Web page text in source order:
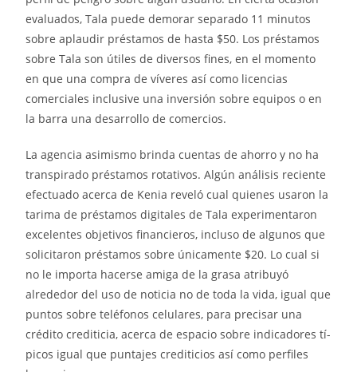
evaluados, Tala puede demorar separado 11 minutos
sobre aplaudir préstamos de hasta $50. Los préstamos
sobre Tala son útiles de diversos fines, en el momento
en que una compra de ví­veres así­ como licencias
comerciales inclusive una inversión sobre equipos o en
la barra una desarrollo de comercios.
La agencia asimismo brinda cuentas de ahorro y no ha
transpirado préstamos rotativos. Algún análisis reciente
efectuado acerca de Kenia reveló cual quienes usaron la
tarima de préstamos digitales de Tala experimentaron
excelentes objetivos financieros, incluso de algunos que
solicitaron préstamos sobre únicamente $20. Lo cual si
no le importa hacerse amiga de la grasa atribuyó
alrededor del uso de noticia no de toda la vida, igual que
puntos sobre teléfonos celulares, para precisar una
crédito crediticia, acerca de espacio sobre indicadores tí­
picos igual que puntajes crediticios así­ como perfiles